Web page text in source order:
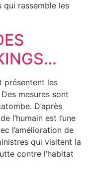
qui rassemble les
présentent les
mesures sont
D’après
l’humain est l’une
l’amélioration de
qui visitent la
contre l’habitat